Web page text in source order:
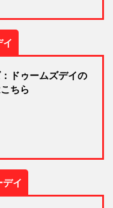
ドゥームズデイの
ちら
イ